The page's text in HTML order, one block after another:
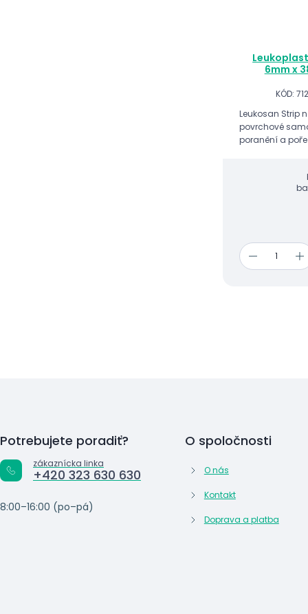
6mm x
KÓD:
Leukosan Strip
povrchové
poranění a
Potrebujete poradiť?
zákaznícka linka
+420 323 630 630
8:00–16:00 (po–pá)
O spoločnosti
O nás
Kontakt
Doprava a platba